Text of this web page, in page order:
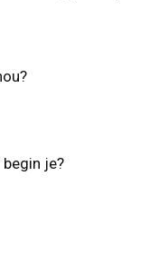
je?